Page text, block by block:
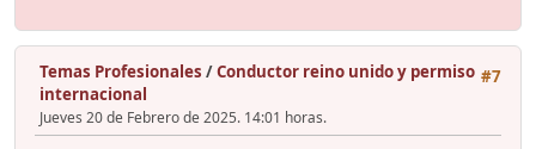
#7
Temas Profesionales /Conductor reino unido y permiso
internacional
Jueves 20 de Febrero de 2025. 14:01 horas.